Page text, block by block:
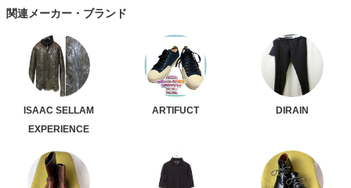
関連メーカー・ブランド
ISAAC SELLAM
EXPERIENCE
ARTIFUCT DIRAIN